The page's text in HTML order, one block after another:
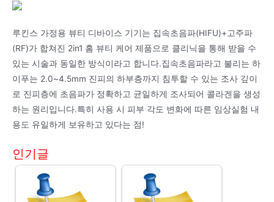
루킨스 가정용 뷰티 디바이스 기기는 집속초음파(HIFU)+고주파
(RF)가 합쳐진 2in1 홈 뷰티 케어 제품으로 클리닉을 통해 받을 수
있는 시술과 동일한 방식이라고 합니다.집속초음파라고 불리는 하
이푸는 2.0~4.5mm 진피의 하부층까지 침투할 수 있는 조사 깊이
로 진피층에 초음파가 정확하고 균일하게 조사되어 콜라겐을 생성
하는 원리입니다.특히 사용 시 피부 각도 변화에 따른 임상실험 내
용도 유일하게 보유하고 있다는 점!
인기글